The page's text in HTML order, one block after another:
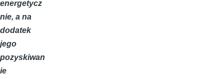
energetycz
nie, a na
dodatek
jego
pozyskiwan
ie